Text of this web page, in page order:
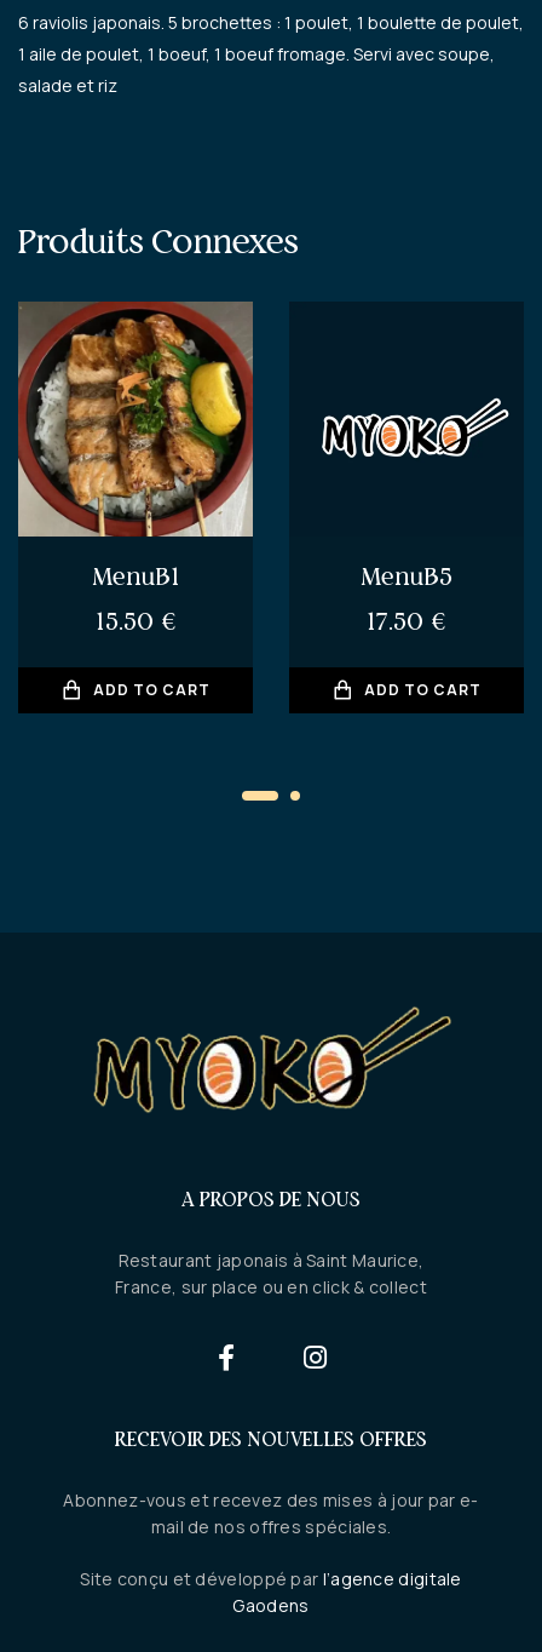
6 raviolis japonais. 5 brochettes : 1 poulet, 1 boulette de poulet,
1 aile de poulet, 1 boeuf, 1 boeuf fromage. Servi avec soupe,
salade et riz
Produits Connexes
MenuB1
15.50 €
ADD TO CART
MenuB5
17.50 €
ADD TO CART
A PROPOS DE NOUS
Restaurant japonais à Saint Maurice,
France, sur place ou en click & collect
RECEVOIR DES NOUVELLES OFFRES
Abonnez-vous et recevez des mises à jour par e-
mail de nos offres spéciales.
Site conçu et développé par l’agence digitale
Gaodens